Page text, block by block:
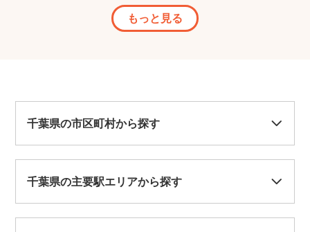
もっと見る
千葉県の市区町村から探す
千葉県の主要駅エリアから探す